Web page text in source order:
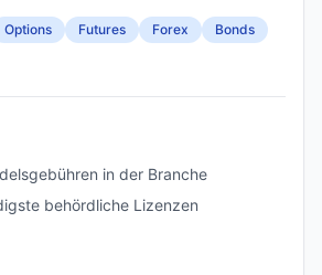
Options Futures Forex
Bonds
in der Branche
behördliche Lizenzen